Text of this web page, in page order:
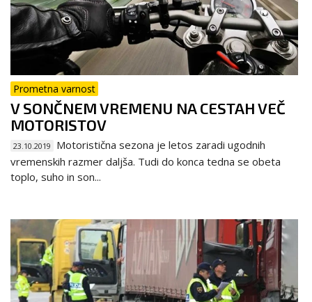
Prometna varnost
V SONČNEM VREMENU NA CESTAH VEČ
MOTORISTOV
23.10.2019
Motoristična sezona je letos zaradi ugodnih
vremenskih razmer daljša. Tudi do konca tedna se obeta
toplo, suho in son...